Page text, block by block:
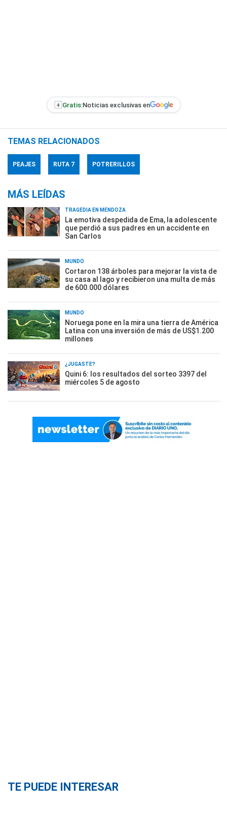
+ Gratis:Noticias exclusivas en
TEMAS RELACIONADOS
PEAJES RUTA 7 POTRERILLOS
MÁS LEÍDAS
TRAGEDIA EN MENDOZA
La emotiva despedida de Ema, la adolescente
que perdió a sus padres en un accidente en
San Carlos
MUNDO
Cortaron 138 árboles para mejorar la vista de
su casa al lago y recibieron una multa de más
de 600.000 dólares
MUNDO
Noruega pone en la mira una tierra de América
Latina con una inversión de más de US$1.200
millones
¿JUGASTE?
Quini 6: los resultados del sorteo 3397 del
miércoles 5 de agosto
TE PUEDE INTERESAR